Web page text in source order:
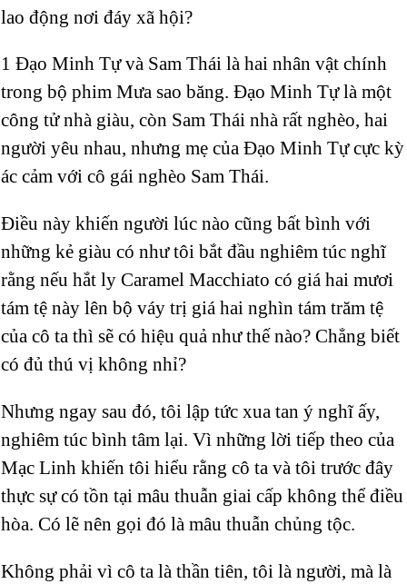
lao động nơi đáy xã hội?
1 Đạo Minh Tự và Sam Thái là hai nhân vật chính
trong bộ phim Mưa sao băng. Đạo Minh Tự là một
công tử nhà giàu, còn Sam Thái nhà rất nghèo, hai
người yêu nhau, nhưng mẹ của Đạo Minh Tự cực kỳ
ác cảm với cô gái nghèo Sam Thái.
Điều này khiến người lúc nào cũng bất bình với
những kẻ giàu có như tôi bắt đầu nghiêm túc nghĩ
rằng nếu hắt ly Caramel Macchiato có giá hai mươi
tám tệ này lên bộ váy trị giá hai nghìn tám trăm tệ
của cô ta thì sẽ có hiệu quả như thế nào? Chẳng biết
có đủ thú vị không nhỉ?
Nhưng ngay sau đó, tôi lập tức xua tan ý nghĩ ấy,
nghiêm túc bình tâm lại. Vì những lời tiếp theo của
Mạc Linh khiến tôi hiểu rằng cô ta và tôi trước đây
thực sự có tồn tại mâu thuẫn giai cấp không thể điều
hòa. Có lẽ nên gọi đó là mâu thuẫn chủng tộc.
Không phải vì cô ta là thần tiên, tôi là người, mà là